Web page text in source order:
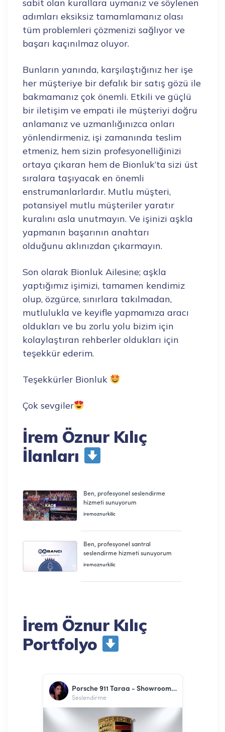
sabit olan kurallara uymanız ve söylenen
adımları eksiksiz tamamlamanız olası
tüm problemleri çözmenizi sağlıyor ve
başarı kaçınılmaz oluyor.
Bunların yanında, karşılaştığınız her işe
her müşteriye bir defalık bir satış gözü ile
bakmamanız çok önemli. Etkili ve güçlü
bir iletişim ve empati ile müşteriyi doğru
anlamanız ve uzmanlığınızca onları
yönlendirmeniz, işi zamanında teslim
etmeniz, hem sizin profesyonelliğinizi
ortaya çıkaran hem de Bionluk’ta sizi üst
sıralara taşıyacak en önemli
enstrumanlarlardır. Mutlu müşteri,
potansiyel mutlu müşteriler yaratır
kuralını asla unutmayın. Ve işinizi aşkla
yapmanın başarının anahtarı
olduğunu aklınızdan çıkarmayın.
Son olarak Bionluk Ailesine; aşkla
yaptığımız işimizi, tamamen kendimiz
olup, özgürce, sınırlara takılmadan,
mutlulukla ve keyifle yapmamıza aracı
oldukları ve bu zorlu yolu bizim için
kolaylaştıran rehberler oldukları için
teşekkür ederim.
Teşekkürler Bionluk
Çok sevgiler
İrem Öznur Kılıç
İlanları
İrem Öznur Kılıç
Portfolyo